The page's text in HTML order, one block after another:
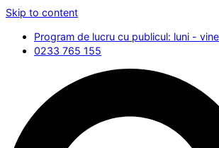
Skip to content
Program de lucru cu publicul: luni -
0233 765 155